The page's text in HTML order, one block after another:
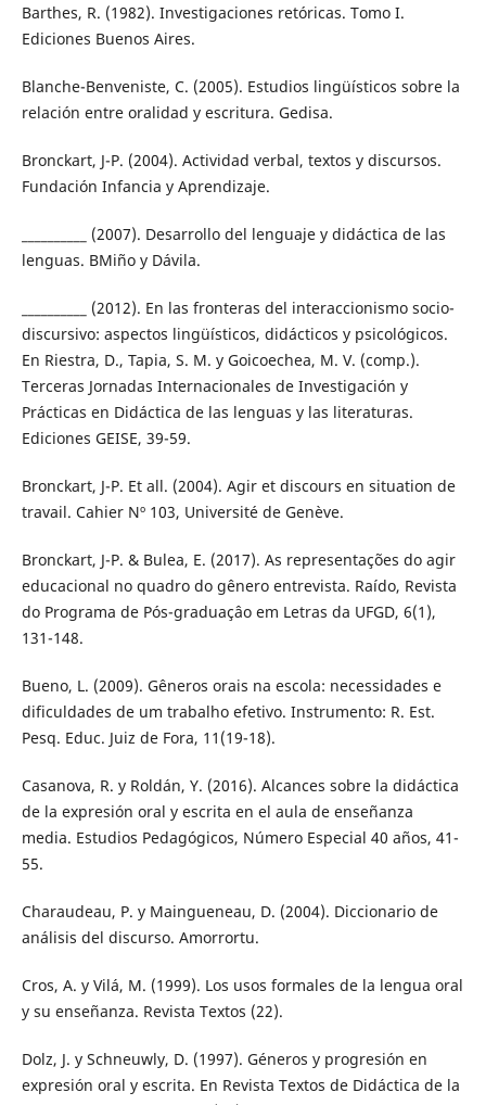
Barthes, R. (1982). Investigaciones retóricas. Tomo I.
Ediciones Buenos Aires.
Blanche-Benveniste, C. (2005). Estudios lingüísticos sobre la
relación entre oralidad y escritura. Gedisa.
Bronckart, J-P. (2004). Actividad verbal, textos y discursos.
Fundación Infancia y Aprendizaje.
__________ (2007). Desarrollo del lenguaje y didáctica de las
lenguas. BMiño y Dávila.
__________ (2012). En las fronteras del interaccionismo socio-
discursivo: aspectos lingüísticos, didácticos y psicológicos.
En Riestra, D., Tapia, S. M. y Goicoechea, M. V. (comp.).
Terceras Jornadas Internacionales de Investigación y
Prácticas en Didáctica de las lenguas y las literaturas.
Ediciones GEISE, 39-59.
Bronckart, J-P. Et all. (2004). Agir et discours en situation de
travail. Cahier Nº 103, Université de Genève.
Bronckart, J-P. & Bulea, E. (2017). As representações do agir
educacional no quadro do gênero entrevista. Raído, Revista
do Programa de Pós-graduaçâo em Letras da UFGD, 6(1),
131-148.
Bueno, L. (2009). Gêneros orais na escola: necessidades e
dificuldades de um trabalho efetivo. Instrumento: R. Est.
Pesq. Educ. Juiz de Fora, 11(19-18).
Casanova, R. y Roldán, Y. (2016). Alcances sobre la didáctica
de la expresión oral y escrita en el aula de enseñanza
media. Estudios Pedagógicos, Número Especial 40 años, 41-
55.
Charaudeau, P. y Maingueneau, D. (2004). Diccionario de
análisis del discurso. Amorrortu.
Cros, A. y Vilá, M. (1999). Los usos formales de la lengua oral
y su enseñanza. Revista Textos (22).
Dolz, J. y Schneuwly, D. (1997). Géneros y progresión en
expresión oral y escrita. En Revista Textos de Didáctica de la